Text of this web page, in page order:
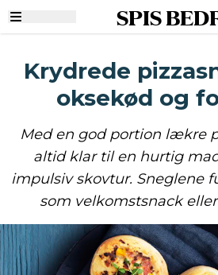
SPIS
Krydrede
oksekød og
Med en god portion lækre
altid klar til en hurtig
impulsiv skovtur. Sneglene
som velkomstsnack